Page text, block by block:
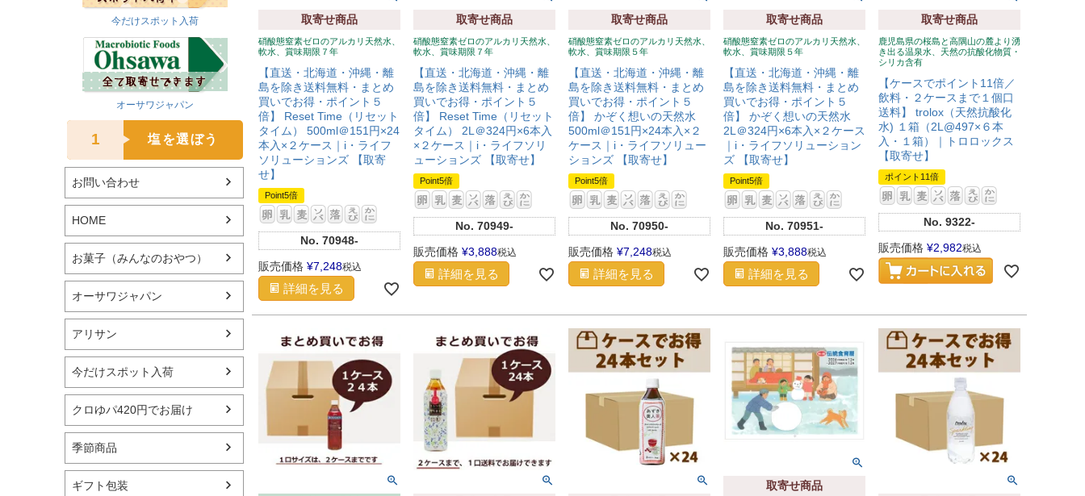
今だけスポット入荷
オーサワジャパン
1 塩を選ぼう
お問い合わせ
HOME
お菓子（みんなのおやつ）
オーサワジャパン
アリサン
今だけスポット入荷
クロゆパ420円でお届け
季節商品
ギフト包装
取寄せ商品
硝酸態窒素ゼロのアルカリ天然水、
軟水、賞味期限７年
【直送・北海道・沖縄・離
島を除き送料無料・まとめ
買いでお得・ポイント５
倍】 Reset Time（リセット
タイム） 500ml＠151円×24
本入×２ケース｜i・ライフ
ソリューションズ 【取寄
せ】
Point5倍
No. 70948-
販売価格 ¥7,248税込
詳細を見る
取寄せ商品
硝酸態窒素ゼロのアルカリ天然水、
軟水、賞味期限７年
【直送・北海道・沖縄・離
島を除き送料無料・まとめ
買いでお得・ポイント５
倍】 Reset Time（リセット
タイム） 2L＠324円×6本入
×２ケース｜i・ライフソリ
ューションズ 【取寄せ】
Point5倍
No. 70949-
販売価格 ¥3,888税込
詳細を見る
取寄せ商品
硝酸態窒素ゼロのアルカリ天然水、
軟水、賞味期限５年
【直送・北海道・沖縄・離
島を除き送料無料・まとめ
買いでお得・ポイント５
倍】 かぞく想いの天然水
500ml＠151円×24本入×２
ケース｜i・ライフソリュー
ションズ 【取寄せ】
Point5倍
No. 70950-
販売価格 ¥7,248税込
詳細を見る
取寄せ商品
硝酸態窒素ゼロのアルカリ天然水、
軟水、賞味期限５年
【直送・北海道・沖縄・離
島を除き送料無料・まとめ
買いでお得・ポイント５
倍】 かぞく想いの天然水
2L＠324円×6本入×２ケース
｜i・ライフソリューション
ズ 【取寄せ】
Point5倍
No. 70951-
販売価格 ¥3,888税込
詳細を見る
取寄せ商品
鹿児島県の桜島と高隅山の麓より湧
き出る温泉水、天然の抗酸化物質・
シリカ含有
【ケースでポイント11倍／
飲料・２ケースまで１個口
送料】 trolox（天然抗酸化
水) １箱（2L@497×６本
入・１箱）｜トロロックス
【取寄せ】
ポイント11倍
No. 9322-
販売価格 ¥2,982税込
取寄せ商品